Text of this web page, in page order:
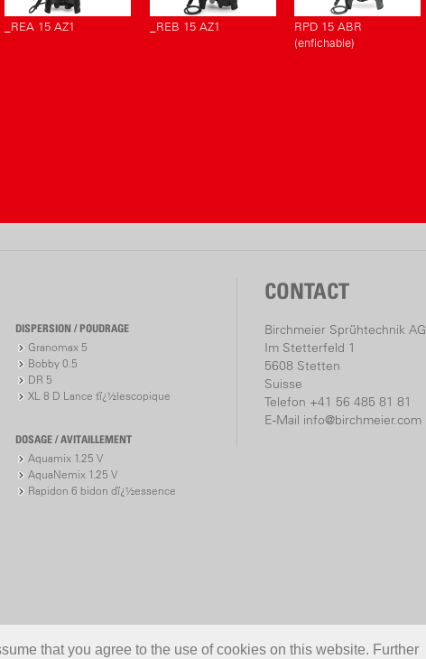
that you agree to the use of cookies on this website. Further
_REA 15 AZ1 _REB 15 AZ1
RPD 15 ABR
(enfichable)
DISPERSION / POUDRAGE
Granomax 5
Bobby 0.5
DR 5
XL 8 D Lance tï¿½lescopique
DOSAGE / AVITAILLEMENT
Aquamix 1.25 V
AquaNemix 1.25 V
Rapidon 6 bidon dï¿½essence
CONTACT
Birchmeier Sprühtechnik AG
Im Stetterfeld 1
5608 Stetten
Suisse
Telefon +41 56 485 81 81
E-Mail info@birchmeier.com